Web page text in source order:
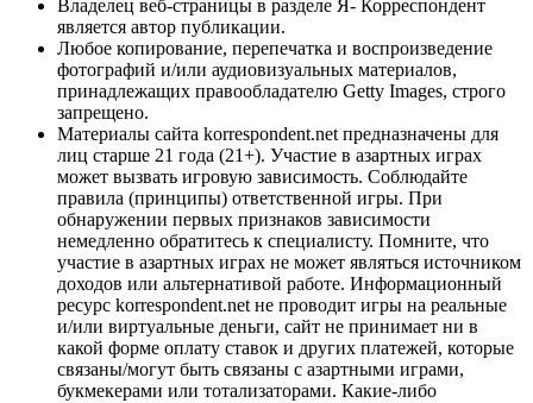
Владелец веб-страницы в разделе Я- Корреспондент
является автор публикации.
Любое копирование, перепечатка и воспроизведение
фотографий и/или аудиовизуальных материалов,
принадлежащих правообладателю Getty Images, строго
запрещено.
Материалы сайта korrespondent.net предназначены для
лиц старше 21 года (21+). Участие в азартных играх
может вызвать игровую зависимость. Соблюдайте
правила (принципы) ответственной игры. При
обнаружении первых признаков зависимости
немедленно обратитесь к специалисту. Помните, что
участие в азартных играх не может являться источником
доходов или альтернативой работе. Информационный
ресурс korrespondent.net не проводит игры на реальные
и/или виртуальные деньги, сайт не принимает ни в
какой форме оплату ставок и других платежей, которые
связаны/могут быть связаны с азартными играми,
букмекерами или тотализаторами. Какие-либо